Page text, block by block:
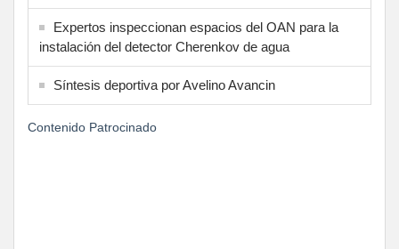
Expertos inspeccionan espacios del OAN para la
instalación del detector Cherenkov de agua
Síntesis deportiva por Avelino Avancin
Contenido Patrocinado